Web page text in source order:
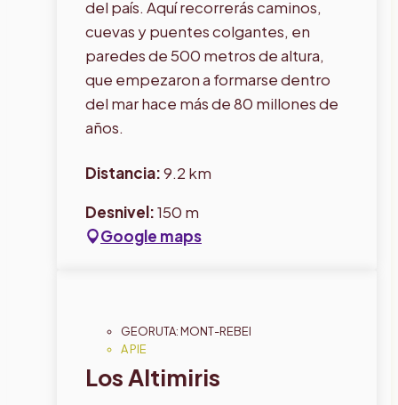
del país. Aquí recorrerás caminos,
cuevas y puentes colgantes, en
paredes de 500 metros de altura,
que empezaron a formarse dentro
del mar hace más de 80 millones de
años.
Distancia:9.2 km
Desnivel:150 m
Google maps
GEORUTA: MONT-REBEI
A PIE
Los Altimiris